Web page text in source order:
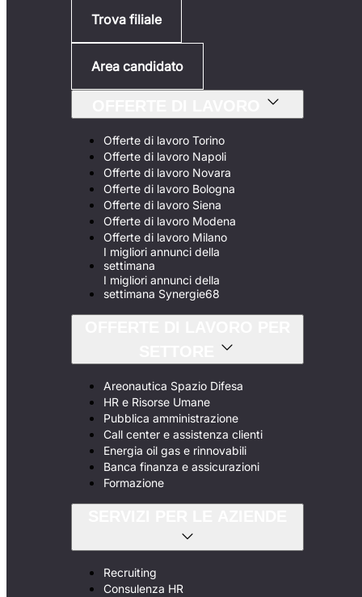
Trova filiale
Area candidato
Offerte di lavoro Torino
Offerte di lavoro Napoli
Offerte di lavoro Novara
Offerte di lavoro Bologna
Offerte di lavoro Siena
Offerte di lavoro Modena
Offerte di lavoro Milano
I migliori annunci della
settimana
I migliori annunci della
settimana Synergie68
Areonautica Spazio Difesa
HR e Risorse Umane
Pubblica amministrazione
Call center e assistenza clienti
Energia oil gas e rinnovabili
Banca finanza e assicurazioni
Formazione
Recruiting
Consulenza HR